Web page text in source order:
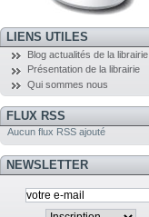
LIENS UTILES
Blog actualités de la librairie
Présentation de la librairie
Qui sommes nous
FLUX RSS
Aucun flux RSS ajouté
NEWSLETTER